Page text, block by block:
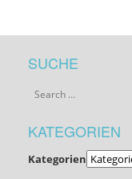
SUCHE
KATEGORIEN
Kategorien